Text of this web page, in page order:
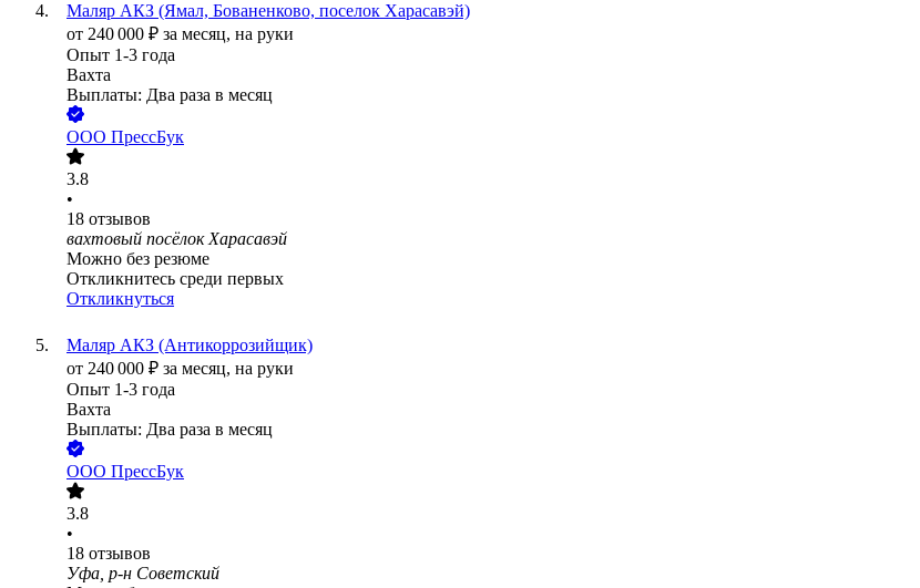
Маляр АКЗ (Ямал, Бованенково, поселок Харасавэй)
от 240 000 ₽ за месяц, на руки
Опыт 1-3 года
Вахта
Выплаты: Два раза в месяц
ООО ПрессБук
3.8
•
18 отзывов
вахтовый посёлок Харасавэй
Можно без резюме
Откликнитесь среди первых
Откликнуться
Маляр АКЗ (Антикоррозийщик)
от 240 000 ₽ за месяц, на руки
Опыт 1-3 года
Вахта
Выплаты: Два раза в месяц
ООО ПрессБук
3.8
•
18 отзывов
Уфа, р-н Советский